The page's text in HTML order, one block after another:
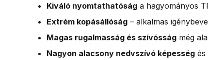
Kiváló nyomtathatóság a hagyományos
Extrém kopásállóság – alkalmas
Magas rugalmasság és szívósság még
Nagyon alacsony nedvszívó képesség és